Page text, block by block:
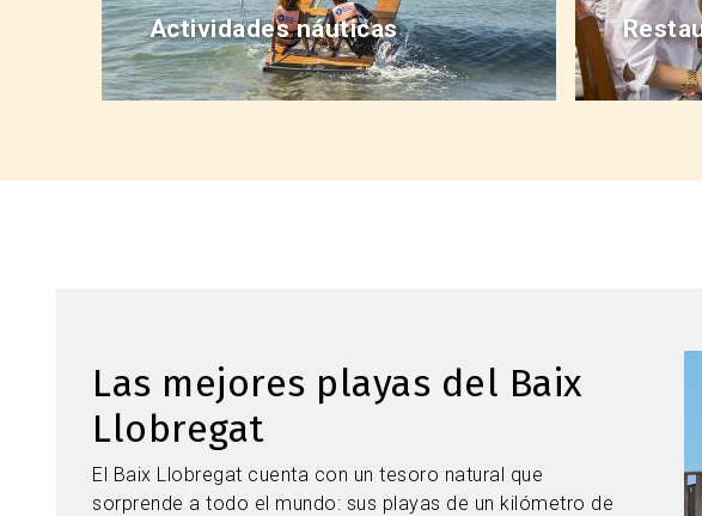
Actividades náuticas
Las mejores playas del Baix
Llobregat
El Baix Llobregat cuenta con un tesoro natural que
sorprende a todo el mundo: sus playas de un kilómetro de